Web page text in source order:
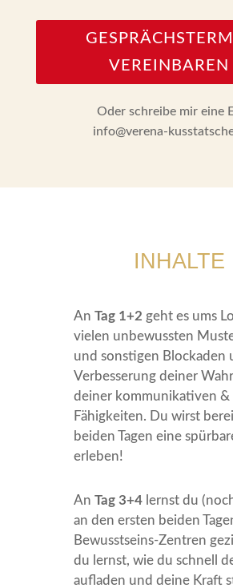
VEREINBAREN
Oder schreibe mir eine
info@verena-
INHALTE
An Tag 1+2 geht es ums
vielen unbewussten
und sonstigen Blockaden
Verbesserung deiner
deiner kommunikativen &
Fähigkeiten. Du wirst
beiden Tagen eine
erleben!
An Tag 3+4lernst du
an den ersten beiden
Bewusstseins-Zentren
du lernst, wie du schnell
aufladen und deine Kraft